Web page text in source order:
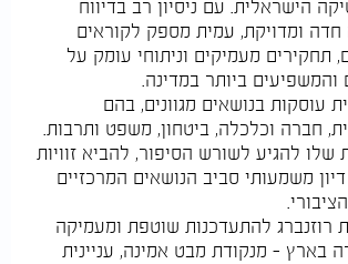
הישראלית. עם ניסיון רב בדיווח
ומדויקת, עמית מספק לקוראים
תחקירים מעמיקים וניתוחי עומק על
ביותר במדינה.
עוסקות בנושאים מגוונים, בהם
חברה וכלכלה, ביטחון, משפט ותרבות.
שלו להגיע לשורש הסיפור, להביא זוויות
דיון משמעותי סביב הנושאים המרכזיים
רוזנברג להתעדכנות שוטפת ומעמיקה
בארץ – מנקודת מבט אמינה, עניינית